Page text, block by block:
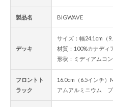
製品名 BIGWAVE
デッキ
サイズ：幅24.1cm（
材質：100%カナディ
形状：ミディアムコ
フロントト
ラック
16.0cm（6.5インチ
アムアルミニウム